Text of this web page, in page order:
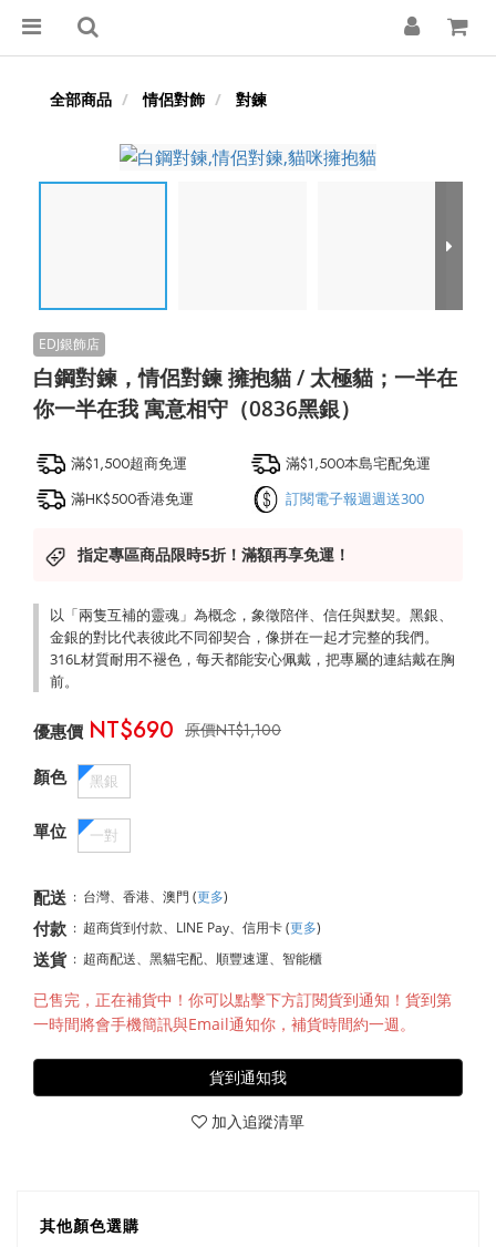
全部商品 情侶對飾 對鍊
白鋼對鍊，情侶對鍊 擁抱貓 / 太極貓；一半在
你一半在我 寓意相守（0836黑銀）
滿$1,500超商免運
滿$1,500本島宅配免運
滿HK$500香港免運
訂閱電子報週週送300
指定專區商品限時5折！滿額再享免運！
以「兩隻互補的靈魂」為概念，象徵陪伴、信任與默契。黑銀、
金銀的對比代表彼此不同卻契合，像拼在一起才完整的我們。
316L材質耐用不褪色，每天都能安心佩戴，把專屬的連結戴在胸
前。
NT$1,100
NT$690
顏色 黑銀
單位 一對
配送 : 台灣、香港、澳門 (更多)
付款 : 超商貨到付款、LINE Pay、信用卡(更多)
送貨 : 超商配送、黑貓宅配、順豐速運、智能櫃
售完
貨到通知我
加入追蹤清單
其他顏色選購